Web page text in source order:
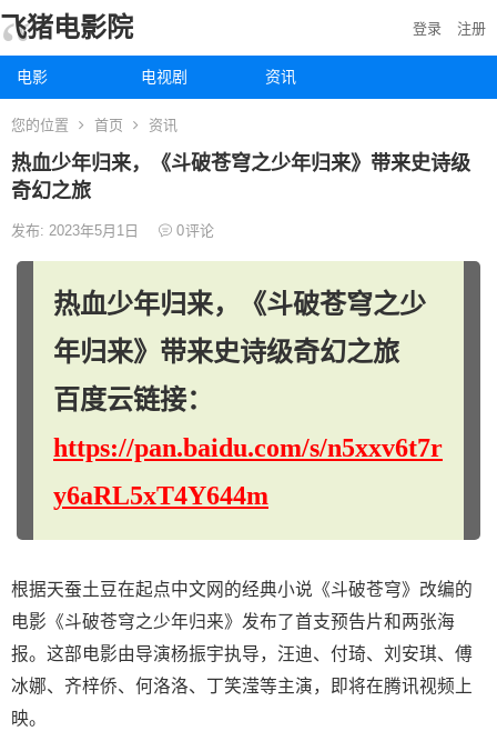
飞猪电影院
电影 电视剧 资讯
登录 注册
您的位置 首页 资讯
热血少年归来，《斗破苍穹之少年归来》带来史诗级
奇幻之旅
发布: 2023年5月1日 0评论
热血少年归来，《斗破苍穹之少
年归来》带来史诗级奇幻之旅
百度云链接：
https://pan.baidu.com/s/n5xxv6t7r
y6aRL5xT4Y644m
根据天蚕土豆在起点中文网的经典小说《斗破苍穹》改编的
电影《斗破苍穹之少年归来》发布了首支预告片和两张海
报。这部电影由导演杨振宇执导，汪迪、付琦、刘安琪、傅
冰娜、齐梓侨、何洛洛、丁笑滢等主演，即将在腾讯视频上
映。